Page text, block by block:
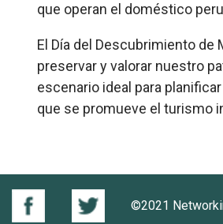
que operan el doméstico
El Día del Descubrimiento
preservar y valorar nuestro
escenario ideal para
que se promueve el turismo
©2021